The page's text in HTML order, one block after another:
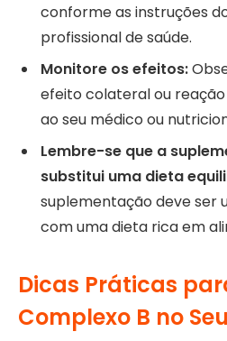
conforme as instruções
profissional de saúde.
Monitore os efeitos:
efeito colateral ou
ao seu médico ou
Lembre-se que a
substitui uma dieta
suplementação deve ser
com uma dieta rica em
Dicas Práticas
Complexo B no